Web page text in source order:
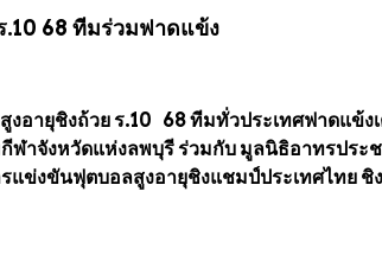
การเลือกตั้งเข้ามาเป็นจำนวนมาก โดยจะเข้า
การเลือกตั้ง เพื่อให้ตั้งคณะกรรมการแสวงหา
ใหม่อีกครั้ง ประธานมูลนิธิธรรมาภิบาลและต่
ยงใหม่เป็นเขตพื้นที่เศรษฐกิจอันสำคัญของภา
ต่างๆมีหลักธรรมาภิบาลในการบริหารราชกา
68 ทีมร่วมฟาดแข้ง
งอายุชิงถ้วย ร.10 68 ทีมทั่วประเทศฟาดแข้งเ
ฬาจังหวัดแห่งลพบุรี ร่วมกับ มูลนิธิอาทรประช
แข่งขันฟุตบอลสูงอายุชิงแชมป์ประเทศไทย ชิ
ญาตให้ลงแข่งขันได้ ทีมแชมป์ได้รับ 150,000